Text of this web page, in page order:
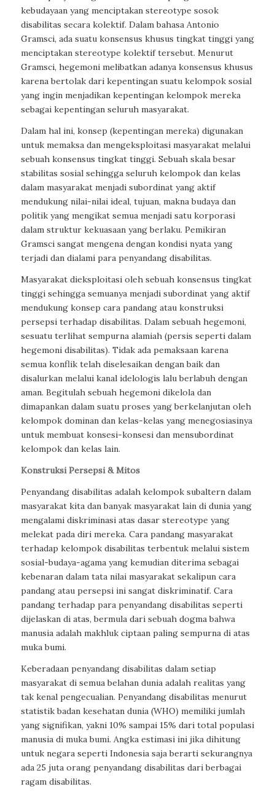
kebudayaan yang menciptakan stereotype sosok
disabilitas secara kolektif. Dalam bahasa Antonio
Gramsci, ada suatu konsensus khusus tingkat tinggi yang
menciptakan stereotype kolektif tersebut. Menurut
Gramsci, hegemoni melibatkan adanya konsensus khusus
karena bertolak dari kepentingan suatu kelompok sosial
yang ingin menjadikan kepentingan kelompok mereka
sebagai kepentingan seluruh masyarakat.
Dalam hal ini, konsep (kepentingan mereka) digunakan
untuk memaksa dan mengeksploitasi masyarakat melalui
sebuah konsensus tingkat tinggi. Sebuah skala besar
stabilitas sosial sehingga seluruh kelompok dan kelas
dalam masyarakat menjadi subordinat yang aktif
mendukung nilai-nilai ideal, tujuan, makna budaya dan
politik yang mengikat semua menjadi satu korporasi
dalam struktur kekuasaan yang berlaku. Pemikiran
Gramsci sangat mengena dengan kondisi nyata yang
terjadi dan dialami para penyandang disabilitas.
Masyarakat dieksploitasi oleh sebuah konsensus tingkat
tinggi sehingga semuanya menjadi subordinat yang aktif
mendukung konsep cara pandang atau konstruksi
persepsi terhadap disabilitas. Dalam sebuah hegemoni,
sesuatu terlihat sempurna alamiah (persis seperti dalam
hegemoni disabilitas). Tidak ada pemaksaan karena
semua konflik telah diselesaikan dengan baik dan
disalurkan melalui kanal idelologis lalu berlabuh dengan
aman. Begitulah sebuah hegemoni dikelola dan
dimapankan dalam suatu proses yang berkelanjutan oleh
kelompok dominan dan kelas-kelas yang menegosiasinya
untuk membuat konsesi-konsesi dan mensubordinat
kelompok dan kelas lain.
KonstruksiPersepsi & Mitos
Penyandang disabilitas adalah kelompok subaltern dalam
masyarakat kita dan banyak masyarakat lain di dunia yang
mengalami diskriminasi atas dasar stereotype yang
melekat pada diri mereka. Cara pandang masyarakat
terhadap kelompok disabilitas terbentuk melalui sistem
sosial-budaya-agama yang kemudian diterima sebagai
kebenaran dalam tata nilai masyarakat sekalipun cara
pandang atau persepsi ini sangat diskriminatif. Cara
pandang terhadap para penyandang disabilitas seperti
dijelaskan di atas, bermula dari sebuah dogma bahwa
manusia adalah makhluk ciptaan paling sempurna di atas
muka bumi.
Keberadaan penyandang disabilitas dalam setiap
masyarakat di semua belahan dunia adalah realitas yang
tak kenal pengecualian. Penyandang disabilitas menurut
statistik badan kesehatan dunia (WHO) memiliki jumlah
yang signifikan, yakni 10% sampai 15% dari total populasi
manusia di muka bumi. Angka estimasi ini jika dihitung
untuk negara seperti Indonesia saja berarti sekurangnya
ada 25 juta orang penyandang disabilitas dari berbagai
ragam disabilitas.